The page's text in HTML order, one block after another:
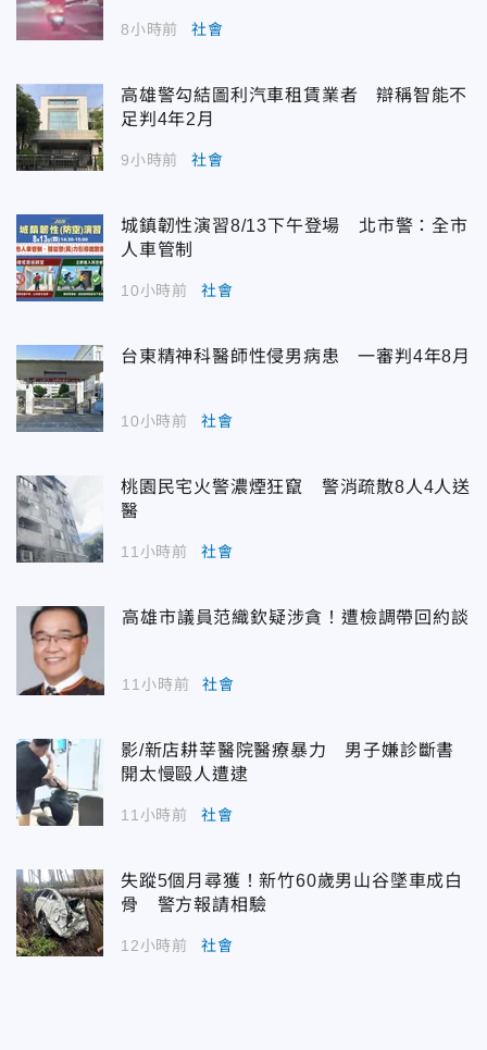
8小時前 社會
高雄警勾結圖利汽車租賃業者 辯稱智能不
足判4年2月
9小時前 社會
城鎮韌性演習8/13下午登場 北市警：全市
人車管制
10小時前 社會
台東精神科醫師性侵男病患 一審判4年8月
10小時前 社會
桃園民宅火警濃煙狂竄 警消疏散8人4人送
醫
11小時前 社會
高雄市議員范織欽疑涉貪！遭檢調帶回約談
11小時前 社會
影/新店耕莘醫院醫療暴力 男子嫌診斷書
開太慢毆人遭逮
11小時前 社會
失蹤5個月尋獲！新竹60歲男山谷墜車成白
骨 警方報請相驗
12小時前 社會